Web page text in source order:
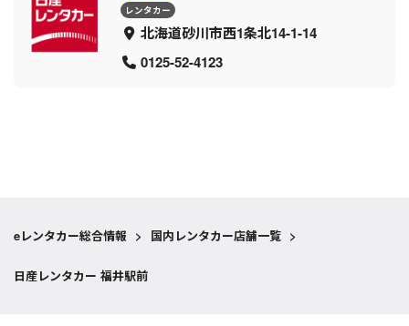
レンタカー
北海道砂川市西1条北14-1-14
0125-52-4123
eレンタカー総合情報 > 国内レンタカー店舗一覧 >
日産レンタカー 福井駅前